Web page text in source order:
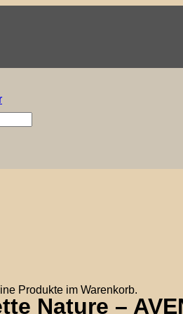
Produkte im Warenkorb.
Nature –